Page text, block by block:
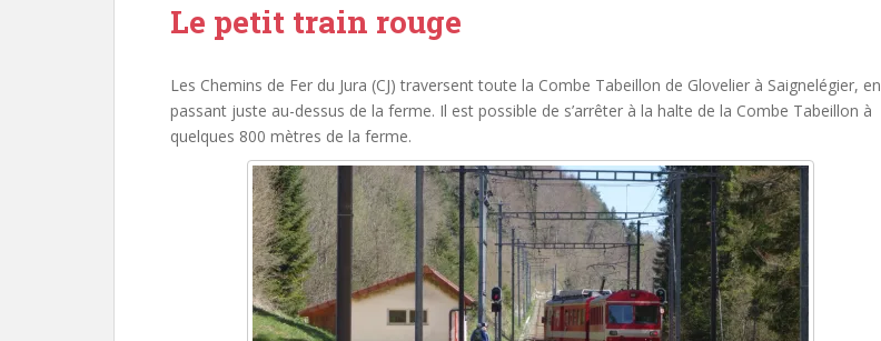
Le petit train rouge
Les Chemins de Fer du Jura (CJ) traversent toute la Combe Tabeillon de Glovelier à Saignelégier, en
passant juste au-dessus de la ferme. Il est possible de s’arrêter à la halte de la Combe Tabeillon à
quelques 800 mètres de la ferme.